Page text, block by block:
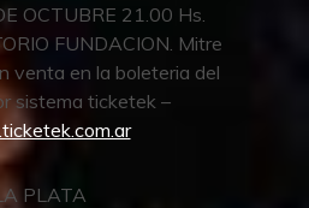
OCTUBRE 21.00 Hs.
FUNDACION. Mitre
venta en la boleteria del
sistema ticketek –
PLATA